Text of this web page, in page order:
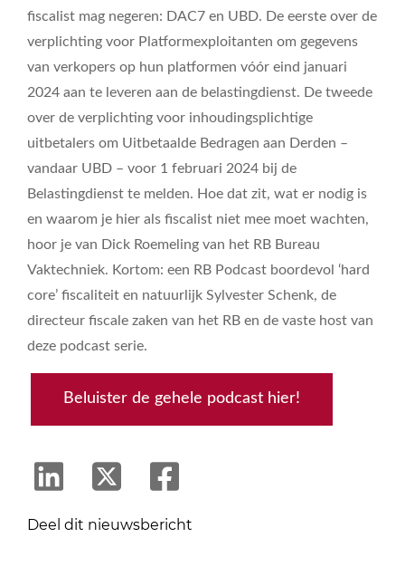
fiscalist mag negeren: DAC7 en UBD. De eerste over de
verplichting voor Platformexploitanten om gegevens
van verkopers op hun platformen vóór eind januari
2024 aan te leveren aan de belastingdienst. De tweede
over de verplichting voor inhoudingsplichtige
uitbetalers om Uitbetaalde Bedragen aan Derden –
vandaar UBD – voor 1 februari 2024 bij de
Belastingdienst te melden. Hoe dat zit, wat er nodig is
en waarom je hier als fiscalist niet mee moet wachten,
hoor je van Dick Roemeling van het RB Bureau
Vaktechniek. Kortom: een RB Podcast boordevol ‘hard
core’ fiscaliteit en natuurlijk Sylvester Schenk, de
directeur fiscale zaken van het RB en de vaste host van
deze podcast serie.
Beluister de gehele podcast hier!
Deel dit nieuwsbericht